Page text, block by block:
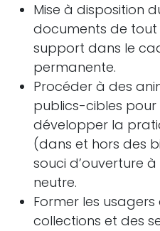
Mise à disposition
documents de
support dans le
permanente.
Procéder à des
publics-cibles
développer la
(dans et hors des
souci d’ouverture
neutre.
Former les usagers
collections et des